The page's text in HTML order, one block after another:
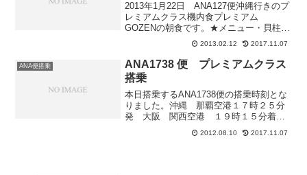
2013年1月22日 ANA127便沖縄行きのプ
レミアムクラス機内食プレミアム
GOZENの朝食です。★メニュー・貝柱し
んじょうと鮭唐揚げのきのこ餡かけ(揚げ
湯葉入り)出汁巻玉子・鯛雑炊(蓮根・ごぼ
う・三つ葉・小ねぎ)白く浮かんでいるよ
うに...
2013.02.12 2017.11.07
ANA便搭乗
ANA1738 便 プレミアムクラス
搭乗
本日搭乗するANA1738便の搭乗時刻とな
りました。沖縄 那覇空港１７時２５分
発 大阪 関西空港 １９時１５分着で
す。３２番ゲートよりの出発となりま
す。機種はB777-200 プレミアムクラス
2012.08.10 2017.11.07